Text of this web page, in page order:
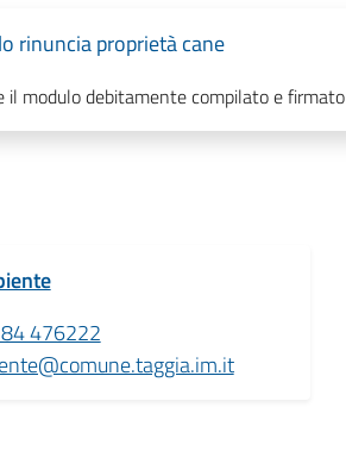
rinuncia proprietà cane
il modulo debitamente compilato e firmato
476222